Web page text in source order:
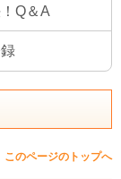
Q＆A
このページのトップへ